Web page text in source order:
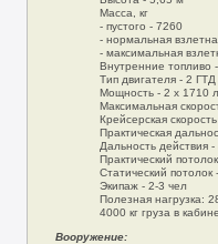
Масса, кг
- пустого - 7260
- нормальная
- максимальная
Внутренние топливо
Тип двигателя - 2
Мощность - 2 х 1710
Максимальная
Крейсерская
Практическая
Дальность действия
Практический
Статический потолок
Экипаж - 2-3 чел
Полезная нагрузка:
4000 кг груза в
Вооружение: